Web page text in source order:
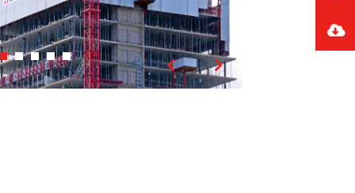
VorherigesNächstes